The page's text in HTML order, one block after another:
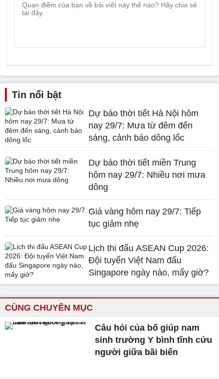
Tin nổi bật
Dự báo thời tiết Hà Nội hôm
nay 29/7: Mưa từ đêm đến
sáng, cảnh báo dông lốc
Dự báo thời tiết miền Trung
hôm nay 29/7: Nhiều nơi mưa
dông
Giá vàng hôm nay 29/7: Tiếp
tục giảm nhẹ
Lịch thi đấu ASEAN Cup 2026:
Đội tuyển Việt Nam đấu
Singapore ngày nào, mấy giờ?
CÙNG CHUYÊN MỤC
Câu hỏi của bố giúp nam
sinh trường Y bình tĩnh cứu
người giữa bãi biển